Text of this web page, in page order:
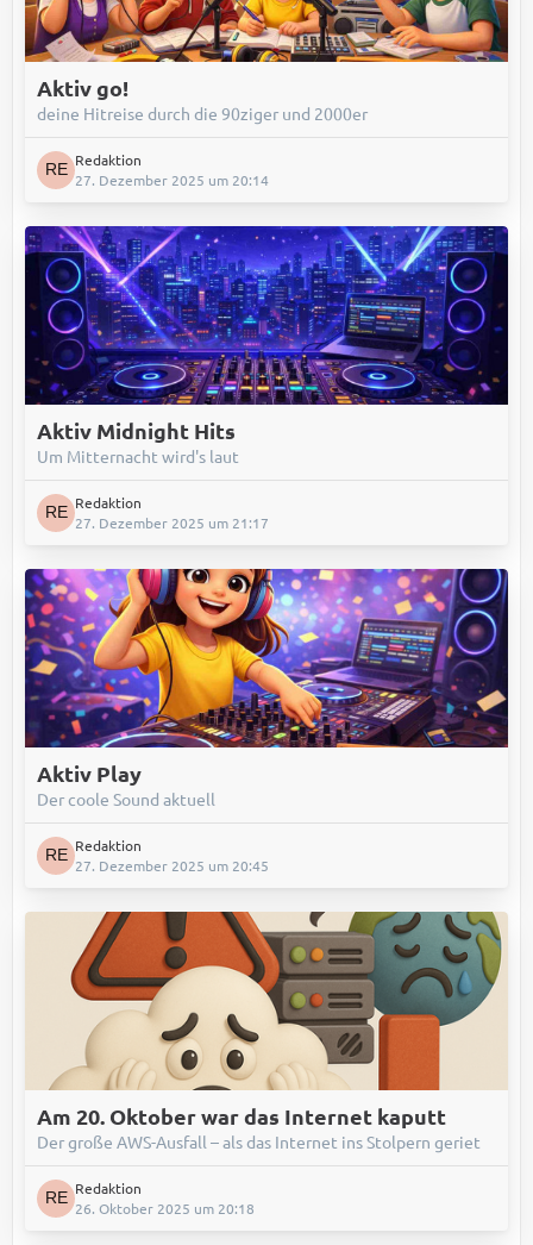
Aktiv go!
deine Hitreise durch die 90ziger und 2000er
Redaktion
27. Dezember 2025 um 20:14
Aktiv Midnight Hits
Um Mitternacht wird's laut
Redaktion
27. Dezember 2025 um 21:17
Aktiv Play
Der coole Sound aktuell
Redaktion
27. Dezember 2025 um 20:45
Am 20. Oktober war das Internet kaputt
Der große AWS-Ausfall – als das Internet ins Stolpern geriet
Redaktion
26. Oktober 2025 um 20:18